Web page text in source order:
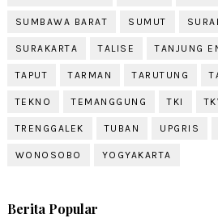
SUMBAWA BARAT SUMUT
SURAKARTA TALISE TANJUNG
TAPUT TARMAN TARUTUNG
TEKNO TEMANGGUNG TKI
TRENGGALEK TUBAN UPGRIS
WONOSOBO YOGYAKARTA
Berita Popular